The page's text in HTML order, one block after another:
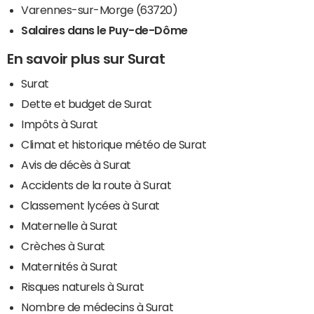
Varennes-sur-Morge (63720)
Salaires dans le Puy-de-Dôme
En savoir plus sur Surat
Surat
Dette et budget de Surat
Impôts à Surat
Climat et historique météo de Surat
Avis de décès à Surat
Accidents de la route à Surat
Classement lycées à Surat
Maternelle à Surat
Crèches à Surat
Maternités à Surat
Risques naturels à Surat
Nombre de médecins à Surat